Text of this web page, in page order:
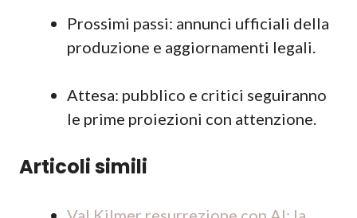
Prossimi passi: annunci ufficiali della
produzione e aggiornamenti legali.
Attesa: pubblico e critici seguiranno
le prime proiezioni con attenzione.
Articoli simili